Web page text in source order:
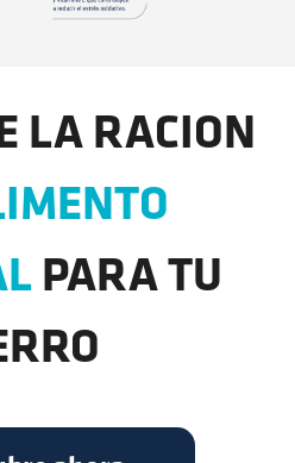
LA RACION
PARA TU